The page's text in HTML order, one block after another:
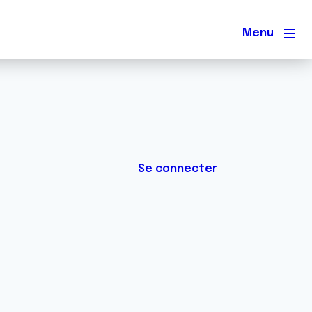
Menu
Se connecter